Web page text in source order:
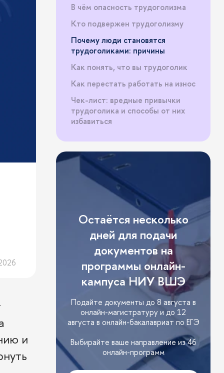
В чём опасность трудоголизма
Кто подвержен трудоголизму
Почему люди становятся
трудоголиками: причины
Как понять, что вы трудоголик
Как перестать работать на износ
Чек-лист: вредные привычки
трудоголика и способы от них
избавиться
Остаётся несколько
дней для подачи
документов на
программы онлайн-
кампуса НИУ ВШЭ
Подайте документы до 8 августа в
онлайн-магистратуру и до 12
августа в онлайн-бакалавриат по ЕГЭ
Выбирайте ваше направление из 46
онлайн-программ
и